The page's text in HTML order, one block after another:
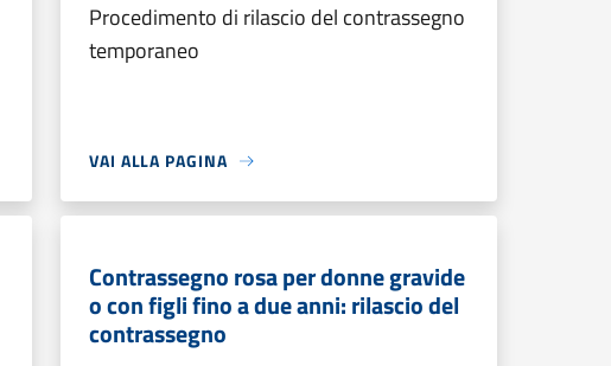
Procedimento di rilascio del contrassegno
temporaneo
VAI ALLA PAGINA
Contrassegno rosa per donne gravide
o con figli fino a due anni: rilascio del
contrassegno